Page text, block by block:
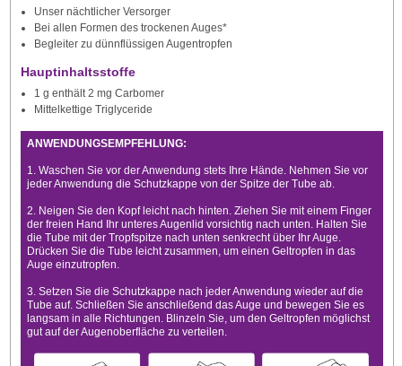
Unser nächtlicher Versorger
Bei allen Formen des trockenen Auges*
Begleiter zu dünnflüssigen Augentropfen
Hauptinhaltsstoffe
1 g enthält 2 mg Carbomer
Mittelkettige Triglyceride
ANWENDUNGSEMPFEHLUNG:
1. Waschen Sie vor der Anwendung stets Ihre Hände. Nehmen Sie vor
jeder Anwendung die Schutzkappe von der Spitze der Tube ab.
2. Neigen Sie den Kopf leicht nach hinten. Ziehen Sie mit einem Finger
der freien Hand Ihr unteres Augenlid vorsichtig nach unten. Halten Sie
die Tube mit der Tropfspitze nach unten senkrecht über Ihr Auge.
Drücken Sie die Tube leicht zusammen, um einen Geltropfen in das
Auge einzutropfen.
3. Setzen Sie die Schutzkappe nach jeder Anwendung wieder auf die
Tube auf. Schließen Sie anschließend das Auge und bewegen Sie es
langsam in alle Richtungen. Blinzeln Sie, um den Geltropfen möglichst
gut auf der Augenoberfläche zu verteilen.